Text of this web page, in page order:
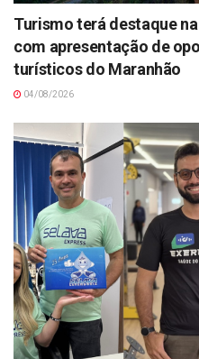
Turismo terá destaque
com apresentação de
turísticos do Maranhão
04/08/2026